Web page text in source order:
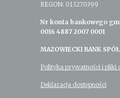
REGON: 013270399
Nr konta bankowego
0016 4887 2007 0001
MAZOWIECKI BANK
Polityka prywatności i pliki
Deklaracja dostępności